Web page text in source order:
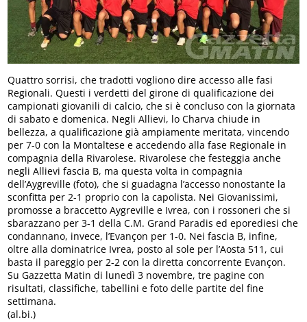
Quattro sorrisi, che tradotti vogliono dire accesso alle fasi
Regionali. Questi i verdetti del girone di qualificazione dei
campionati giovanili di calcio, che si è concluso con la giornata
di sabato e domenica. Negli Allievi, lo Charva chiude in
bellezza, a qualificazione già ampiamente meritata, vincendo
per 7-0 con la Montaltese e accedendo alla fase Regionale in
compagnia della Rivarolese. Rivarolese che festeggia anche
negli Allievi fascia B, ma questa volta in compagnia
dell’Aygreville (foto), che si guadagna l’accesso nonostante la
sconfitta per 2-1 proprio con la capolista. Nei Giovanissimi,
promosse a braccetto Aygreville e Ivrea, con i rossoneri che si
sbarazzano per 3-1 della C.M. Grand Paradis ed eporediesi che
condannano, invece, l’Evançon per 1-0. Nei fascia B, infine,
oltre alla dominatrice Ivrea, posto al sole per l’Aosta 511, cui
basta il pareggio per 2-2 con la diretta concorrente Evançon.
Su Gazzetta Matin di lunedì 3 novembre, tre pagine con
risultati, classifiche, tabellini e foto delle partite del fine
settimana.
(al.bi.)